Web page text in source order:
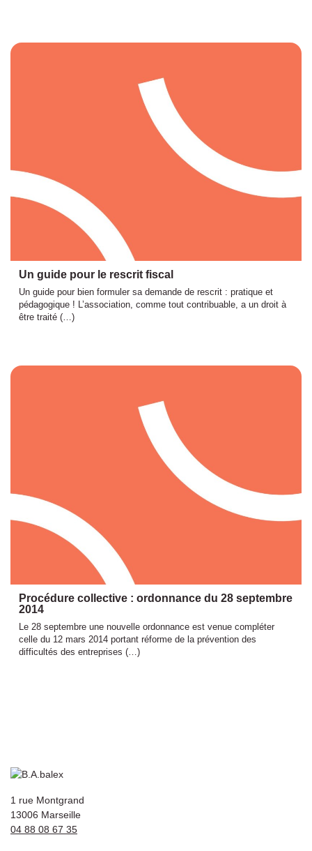
Un guide pour le rescrit fiscal
Un guide pour bien formuler sa demande de rescrit : pratique et
pédagogique ! L’association, comme tout contribuable, a un droit à
être traité (…)
Procédure collective : ordonnance du 28 septembre
2014
Le 28 septembre une nouvelle ordonnance est venue compléter
celle du 12 mars 2014 portant réforme de la prévention des
difficultés des entreprises (…)
1 rue Montgrand
13006 Marseille
04 88 08 67 35